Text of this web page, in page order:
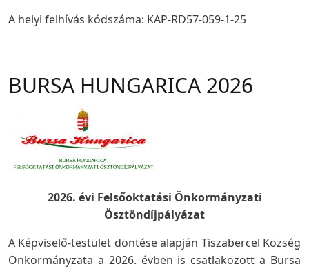
A helyi felhívás kódszáma: KAP-RD57-059-1-25
BURSA HUNGARICA 2026
2026. évi Felsőoktatási Önkormányzati
Ösztöndíjpályázat
A Képviselő-testület döntése alapján Tiszabercel Község
Önkormányzata a 2026. évben is csatlakozott a Bursa